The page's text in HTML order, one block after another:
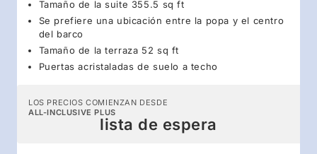
Tamaño de la suite 355.5 sq ft
Se prefiere una ubicación entre la popa y el centro
del barco
Tamaño de la terraza 52 sq ft
Puertas acristaladas de suelo a techo
LOS PRECIOS COMIENZAN DESDE
ALL-INCLUSIVE PLUS
lista de espera